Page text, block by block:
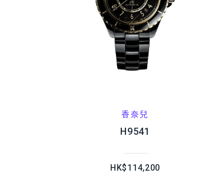
香奈兒
H9541
HK$114,200